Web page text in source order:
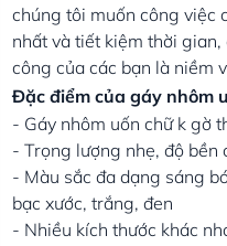
chúng tôi muốn công việc
nhất và tiết kiệm thời
công của các bạn là niềm
Đặc điểm của gáy nhôm
- Gáy nhôm uốn chữ k gờ
- Trọng lượng nhẹ, độ bền
- Màu sắc đa dạng sáng
bạc xước, trắng, đen
- Nhiều kích thước khác